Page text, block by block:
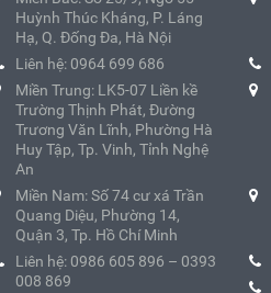
Huỳnh Thúc Kháng, P. Láng
Hạ, Q. Đống Đa, Hà Nội
Liên hệ: 0964 699 686
Miền Trung: LK5-07 Liền kề
Trường Thịnh Phát, Đường
Trương Văn Lĩnh, Phường Hà
Huy Tập, Tp. Vinh, Tỉnh Nghệ
An
Miền Nam: Số 74 cư xá Trần
Quang Diệu, Phường 14,
Quận 3, Tp. Hồ Chí Minh
Liên hệ: 0986 605 896 – 0393
008 869